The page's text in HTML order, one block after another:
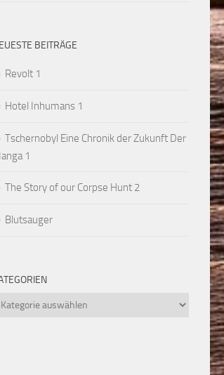
BEITRÄGE
Revolt 1
Hotel Inhumans 1
Tschernobyl Eine Chronik der Zukunft Der
1
The Story of our Corpse Hunt 2
Blutsauger